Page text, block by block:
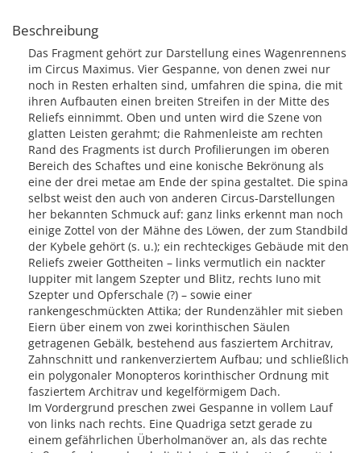
Beschreibung
Das Fragment gehört zur Darstellung eines Wagenrennens
im Circus Maximus. Vier Gespanne, von denen zwei nur
noch in Resten erhalten sind, umfahren die spina, die mit
ihren Aufbauten einen breiten Streifen in der Mitte des
Reliefs einnimmt. Oben und unten wird die Szene von
glatten Leisten gerahmt; die Rahmenleiste am rechten
Rand des Fragments ist durch Profilierungen im oberen
Bereich des Schaftes und eine konische Bekrönung als
eine der drei metae am Ende der spina gestaltet. Die spina
selbst weist den auch von anderen Circus-Darstellungen
her bekannten Schmuck auf: ganz links erkennt man noch
einige Zottel von der Mähne des Löwen, der zum Standbild
der Kybele gehört (s. u.); ein rechteckiges Gebäude mit den
Reliefs zweier Gottheiten – links vermutlich ein nackter
Iuppiter mit langem Szepter und Blitz, rechts Iuno mit
Szepter und Opferschale (?) – sowie einer
rankengeschmückten Attika; der Rundenzähler mit sieben
Eiern über einem von zwei korinthischen Säulen
getragenen Gebälk, bestehend aus fasziertem Architrav,
Zahnschnitt und rankenverziertem Aufbau; und schließlich
ein polygonaler Monopteros korinthischer Ordnung mit
fasziertem Architrav und kegelförmigem Dach.
Im Vordergrund preschen zwei Gespanne in vollem Lauf
von links nach rechts. Eine Quadriga setzt gerade zu
einem gefährlichen Überholmanöver an, als das rechte